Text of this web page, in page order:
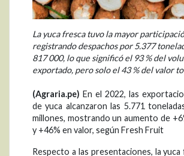
La yuca fresca tuvo la mayor
registrando despachos por 5.377
817 000, lo que significó el 93 % del
exportado, pero solo el 43 % del valor
(Agraria.pe) En el 2022, las
de yuca alcanzaron las 5.771
millones, mostrando un aumento de
y +46% en valor, según Fresh Fruit
Respecto a las presentaciones, la